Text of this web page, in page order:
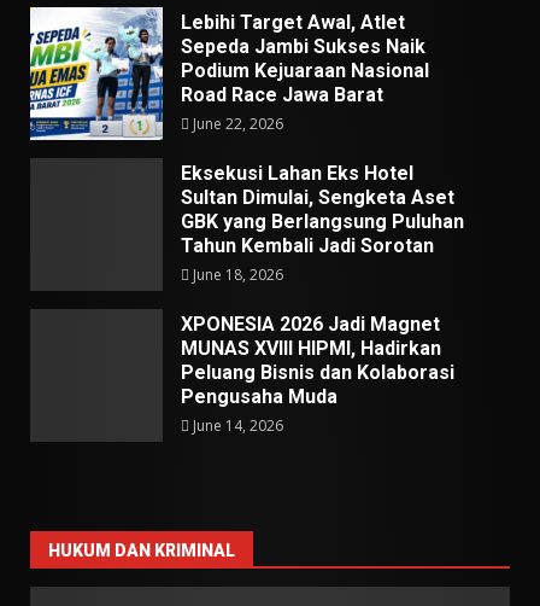
Lebihi Target Awal, Atlet
Sepeda Jambi Sukses Naik
Podium Kejuaraan Nasional
Road Race Jawa Barat
June 22, 2026
Eksekusi Lahan Eks Hotel
Sultan Dimulai, Sengketa Aset
GBK yang Berlangsung Puluhan
Tahun Kembali Jadi Sorotan
June 18, 2026
XPONESIA 2026 Jadi Magnet
MUNAS XVIII HIPMI, Hadirkan
Peluang Bisnis dan Kolaborasi
Pengusaha Muda
June 14, 2026
HUKUM DAN KRIMINAL